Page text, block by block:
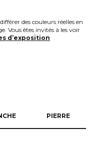
des couleurs réelles en
Vous êtes invités à les voir
d’exposition
PIERRE